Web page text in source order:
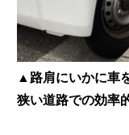
▲路肩にいかに車
狭い道路での効率